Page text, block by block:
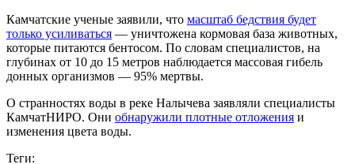
Камчатские ученые заявили, что масштаб бедствия будет
только усиливаться — уничтожена кормовая база животных,
которые питаются бентосом. По словам специалистов, на
глубинах от 10 до 15 метров наблюдается массовая гибель
донных организмов — 95% мертвы.
О странностях воды в реке Налычева заявляли специалисты
КамчатНИРО. Они обнаружили плотные отложения и
изменения цвета воды.
Теги: